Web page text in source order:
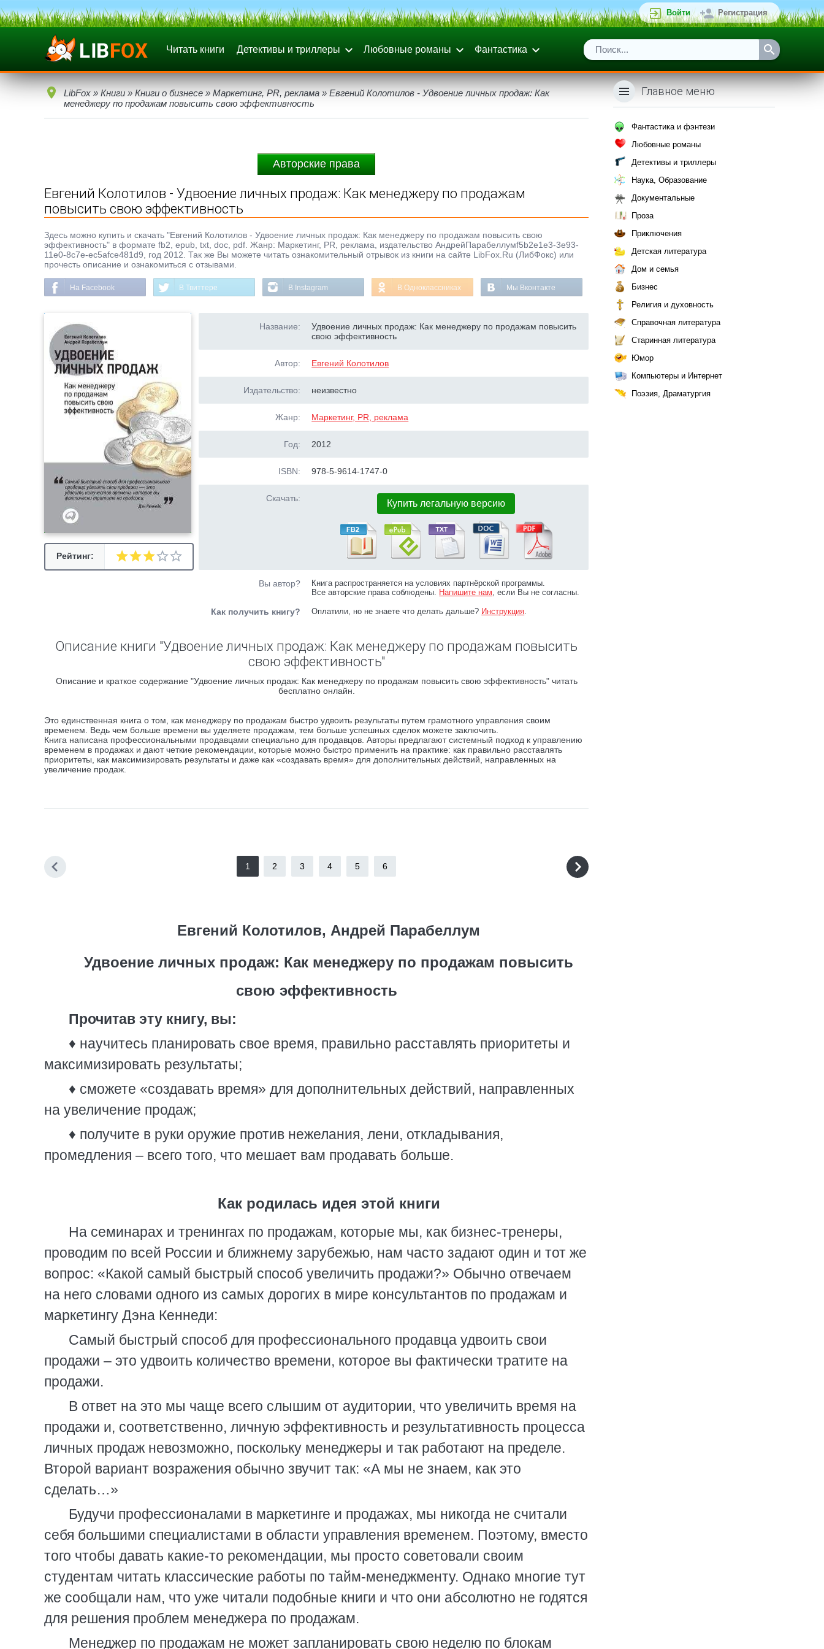
Войти Регистрация
Читать книги Детективы и триллеры Любовные романы Фантастика
LibFox » Книги » Книги о бизнесе » Маркетинг, PR, реклама » Евгений Колотилов - Удвоение личных продаж: Как
менеджеру по продажам повысить свою эффективность
Авторские права
Евгений Колотилов - Удвоение личных продаж: Как менеджеру по продажам
повысить свою эффективность
Здесь можно купить и скачать "Евгений Колотилов - Удвоение личных продаж: Как менеджеру по продажам повысить свою
эффективность" в формате fb2, epub, txt, doc, pdf. Жанр: Маркетинг, PR, реклама, издательство АндрейПарабеллумf5b2e1e3-3e93-
11e0-8c7e-ec5afce481d9, год 2012. Так же Вы можете читать ознакомительный отрывок из книги на сайте LibFox.Ru (ЛибФокс) или
прочесть описание и ознакомиться с отзывами.
На Facebook В Твиттере В Instagram В Одноклассниках Мы Вконтакте
Рейтинг:
Название:
Удвоение личных продаж: Как менеджеру по продажам повысить
свою эффективность
Автор: Евгений Колотилов
Издательство: неизвестно
Жанр: Маркетинг, PR, реклама
Год: 2012
ISBN: 978-5-9614-1747-0
Скачать: Купить легальную версию
Вы автор?
Книга распространяется на условиях партнёрской программы.
Все авторские права соблюдены. Напишите нам, если Вы не согласны.
Как получить книгу? Оплатили, но не знаете что делать дальше? Инструкция.
Описание книги "Удвоение личных продаж: Как менеджеру по продажам повысить
свою эффективность"
Описание и краткое содержание "Удвоение личных продаж: Как менеджеру по продажам повысить свою эффективность" читать
бесплатно онлайн.
Это единственная книга о том, как менеджеру по продажам быстро удвоить результаты путем грамотного управления своим
временем. Ведь чем больше времени вы уделяете продажам, тем больше успешных сделок можете заключить.
Книга написана профессиональными продавцами специально для продавцов. Авторы предлагают системный подход к управлению
временем в продажах и дают четкие рекомендации, которые можно быстро применить на практике: как правильно расставлять
приоритеты, как максимизировать результаты и даже как «создавать время» для дополнительных действий, направленных на
увеличение продаж.
1 2 3 4 5 6
Евгений Колотилов, Андрей Парабеллум
Удвоение личных продаж: Как менеджеру по продажам повысить
свою эффективность
Прочитав эту книгу, вы:
♦ научитесь планировать свое время, правильно расставлять приоритеты и
максимизировать результаты;
♦ сможете «создавать время» для дополнительных действий, направленных
на увеличение продаж;
♦ получите в руки оружие против нежелания, лени, откладывания,
промедления – всего того, что мешает вам продавать больше.
Как родилась идея этой книги
На семинарах и тренингах по продажам, которые мы, как бизнес-тренеры,
проводим по всей России и ближнему зарубежью, нам часто задают один и тот же
вопрос: «Какой самый быстрый способ увеличить продажи?» Обычно отвечаем
на него словами одного из самых дорогих в мире консультантов по продажам и
маркетингу Дэна Кеннеди:
Самый быстрый способ для профессионального продавца удвоить свои
продажи – это удвоить количество времени, которое вы фактически тратите на
продажи.
В ответ на это мы чаще всего слышим от аудитории, что увеличить время на
продажи и, соответственно, личную эффективность и результативность процесса
личных продаж невозможно, поскольку менеджеры и так работают на пределе.
Второй вариант возражения обычно звучит так: «А мы не знаем, как это
сделать…»
Будучи профессионалами в маркетинге и продажах, мы никогда не считали
себя большими специалистами в области управления временем. Поэтому, вместо
того чтобы давать какие-то рекомендации, мы просто советовали своим
студентам читать классические работы по тайм-менеджменту. Однако многие тут
же сообщали нам, что уже читали подобные книги и что они абсолютно не годятся
для решения проблем менеджера по продажам.
Менеджер по продажам не может запланировать свою неделю по блокам
Главное меню
Фантастика и фэнтези
Любовные романы
Детективы и триллеры
Наука, Образование
Документальные
Проза
Приключения
Детская литература
Дом и семья
Бизнес
Религия и духовность
Справочная литература
Старинная литература
Юмор
Компьютеры и Интернет
Поэзия, Драматургия